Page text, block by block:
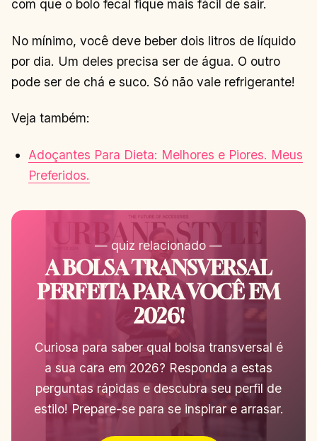
com que o bolo fecal fique mais fácil de sair.
No mínimo, você deve beber dois litros de líquido
por dia. Um deles precisa ser de água. O outro
pode ser de chá e suco. Só não vale refrigerante!
Veja também:
Adoçantes Para Dieta: Melhores e Piores. Meus
Preferidos.
— quiz relacionado —
A BOLSA TRANSVERSAL
PERFEITA PARA VOCÊ EM
2026!
Curiosa para saber qual bolsa transversal é
a sua cara em 2026? Responda a estas
perguntas rápidas e descubra seu perfil de
estilo! Prepare-se para se inspirar e arrasar.